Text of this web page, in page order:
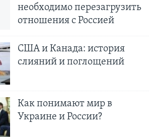
необходимо перезагрузить
отношения с Россией
США и Канада: история
слияний и поглощений
Как понимают мир в
Украине и России?